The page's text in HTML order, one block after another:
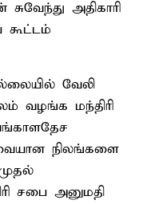
சுவேந்து அதிகாரி
கூட்டம்
வேலி
வழங்க மந்திரி
நிலங்களை
சபை அனுமதி